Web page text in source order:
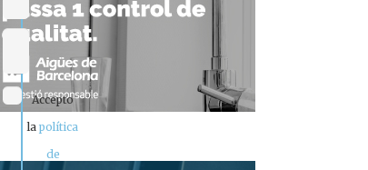
Accepto
lapolítica
de